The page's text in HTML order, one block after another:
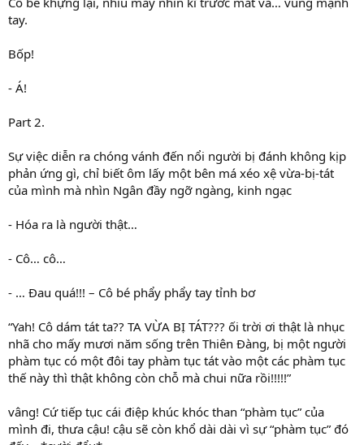
tay.
Bốp!
- Á!
Part 2.
Sự việc diễn ra chóng vánh đến nổi người bị đánh không kịp
phản ứng gì, chỉ biết ôm lấy một bên má xéo xệ vừa-bị-tát
của mình mà nhìn Ngân đầy ngỡ ngàng, kinh ngạc
- Hóa ra là người thật…
- Cô… cô…
- … Đau quá!!! – Cô bé phẩy phẩy tay tỉnh bơ
“Yah! Cô dám tát ta?? TA VỪA BỊ TÁT??? ối trời ơi thật là nhục
nhã cho mấy mươi năm sống trên Thiên Đàng, bị một người
phàm tục có một đôi tay phàm tục tát vào một các phàm tục
thế này thì thật không còn chỗ mà chui nữa rồi!!!!!”
vâng! Cứ tiếp tục cái điệp khúc khóc than “phàm tục” của
mình đi, thưa cậu! cậu sẽ còn khổ dài dài vì sự “phàm tục” đó